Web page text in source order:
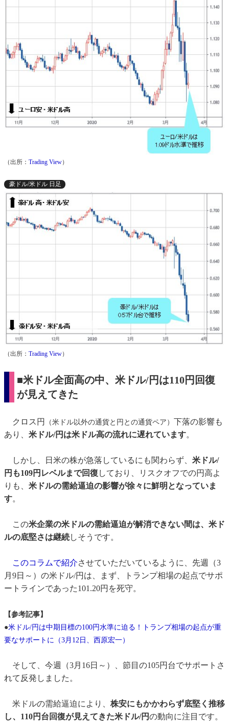
（出所： Trading View）
豪ドル/米ドル 日足
（出所： Trading View）
■米ドル全面高の中、米ドル/円は110円回復
が見えてきた
クロス円 （米ドル以外の通貨と円との通貨ペア） 下落の影響も
あり、 米ドル/円は米ドル高の流れに遅れています。
しかし、日米の株が急落しているにも関わらず、 米ドル/
円も109円レベルまで回復 しており、リスクオフでの円高よ
りも、 米ドルの需給逼迫の影響が徐々に鮮明となっていま
す。
この米企業の米ドルの需給逼迫が解消できない間は、米ド
ルの底堅さは継続しそうです。
このコラムで紹介させていただいているように、先週（3
月9日～）の米ドル/円は、まず、トランプ相場の起点でサポ
ートラインであった101.20円を死守。
【参考記事】
●米ドル/円は中期目標の100円水準に迫る！トランプ相場の起点が重
要なサポートに（3月12日、西原宏一）
そして、今週（3月16日～）、節目の105円台でサポートさ
れて反発しました。
米ドルの需給逼迫により、 株安にもかかわらず底堅く推移
し、110円台回復が見えてきた米ドル/円の動向に注目です。